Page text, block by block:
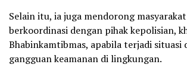
Selain itu, ia juga mendorong
berkoordinasi dengan pihak kepolisian,
Bhabinkamtibmas, apabila terjadi situasi
gangguan keamanan di lingkungan.